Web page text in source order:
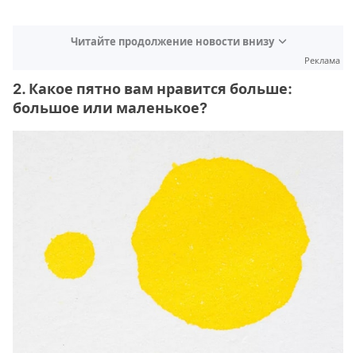
Читайте продолжение новости внизу
Реклама
2. Какое пятно вам нравится больше:
большое или маленькое?